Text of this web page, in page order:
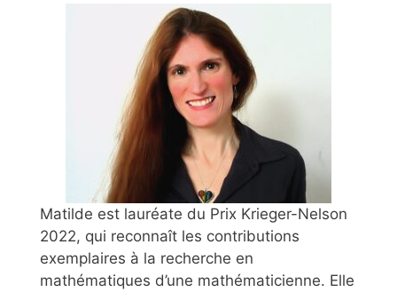
Matilde est lauréate du Prix Krieger-Nelson
2022, qui reconnaît les contributions
exemplaires à la recherche en
mathématiques d’une mathématicienne. Elle